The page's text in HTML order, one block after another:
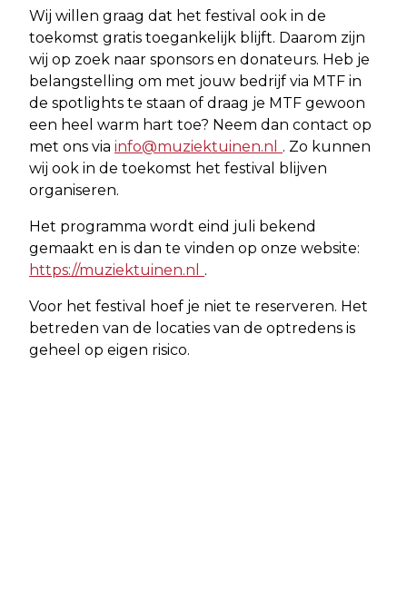
Wij willen graag dat het festival ook in de
toekomst gratis toegankelijk blijft. Daarom zijn
wij op zoek naar sponsors en donateurs. Heb je
belangstelling om met jouw bedrijf via MTF in
de spotlights te staan of draag je MTF gewoon
een heel warm hart toe? Neem dan contact op
met ons via info@muziektuinen.nl
. Zo kunnen
wij ook in de toekomst het festival blijven
organiseren.
Het programma wordt eind juli bekend
gemaakt en is dan te vinden op onze website:
https://muziektuinen.nl
.
Voor het festival hoef je niet te reserveren. Het
betreden van de locaties van de optredens is
geheel op eigen risico.